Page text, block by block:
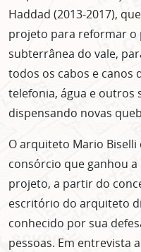
Haddad (2013-2017),
projeto para reformar o
subterrânea do vale,
todos os cabos e canos
telefonia, água e outros
dispensando novas
O arquiteto Mario
consórcio que ganhou
projeto, a partir do
escritório do arquiteto
conhecido por sua
pessoas. Em entrevista